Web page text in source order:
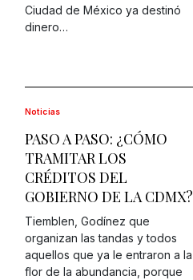
Ciudad de México ya destinó
dinero…
Noticias
PASO A PASO: ¿CÓMO
TRAMITAR LOS
CRÉDITOS DEL
GOBIERNO DE LA CDMX?
Tiemblen, Godínez que
organizan las tandas y todos
aquellos que ya le entraron a la
flor de la abundancia, porque